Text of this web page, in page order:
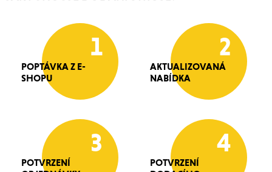
1
POPTÁVKA Z E-
SHOPU
2
AKTUALIZOVANÁ
NABÍDKA
3
POTVRZENÍ
4
POTVRZENÍ